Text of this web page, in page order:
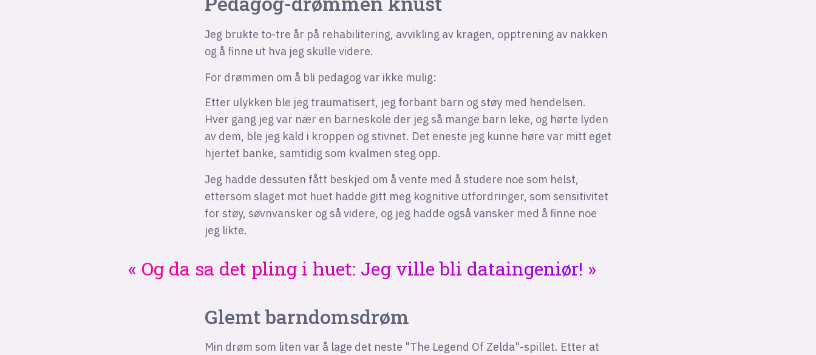
Jeg brukte to-tre år på rehabilitering, avvikling av kragen, opptrening av nakken
og å finne ut hva jeg skulle videre.
For drømmen om å bli pedagog var ikke mulig:
Etter ulykken ble jeg traumatisert, jeg forbant barn og støy med hendelsen.
Hver gang jeg var nær en barneskole der jeg så mange barn leke, og hørte lyden
av dem, ble jeg kald i kroppen og stivnet. Det eneste jeg kunne høre var mitt eget
hjertet banke, samtidig som kvalmen steg opp.
Jeg hadde dessuten fått beskjed om å vente med å studere noe som helst,
ettersom slaget mot huet hadde gitt meg kognitive utfordringer, som sensitivitet
for støy, søvnvansker og så videre, og jeg hadde også vansker med å finne noe
jeg likte.
Og da sa det pling i huet: Jeg ville bli dataingeniør!
Glemt barndomsdrøm
Min drøm som liten var å lage det neste "The Legend Of Zelda"-spillet. Etter at